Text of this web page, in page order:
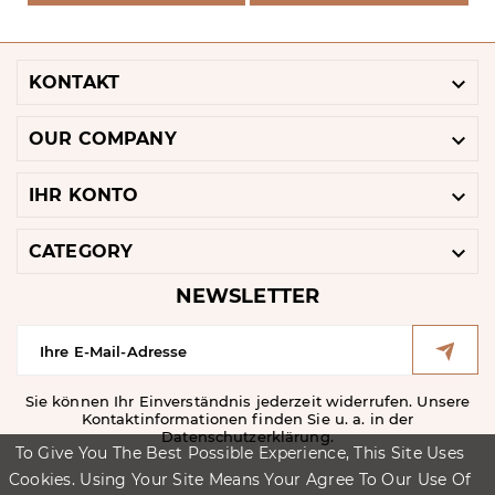
To Give You The Best Possible Experience, This Site Uses
Cookies. Using Your Site Means Your Agree To Our Use Of
KONTAKT 
OUR COMPANY 
IHR KONTO 
CATEGORY 
NEWSLETTER
Sie können Ihr Einverständnis jederzeit widerrufen. Unsere
Kontaktinformationen finden Sie u. a. in der
Datenschutzerklärung.